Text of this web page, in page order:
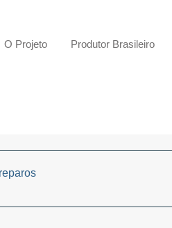
O Projeto Produtor Brasileiro